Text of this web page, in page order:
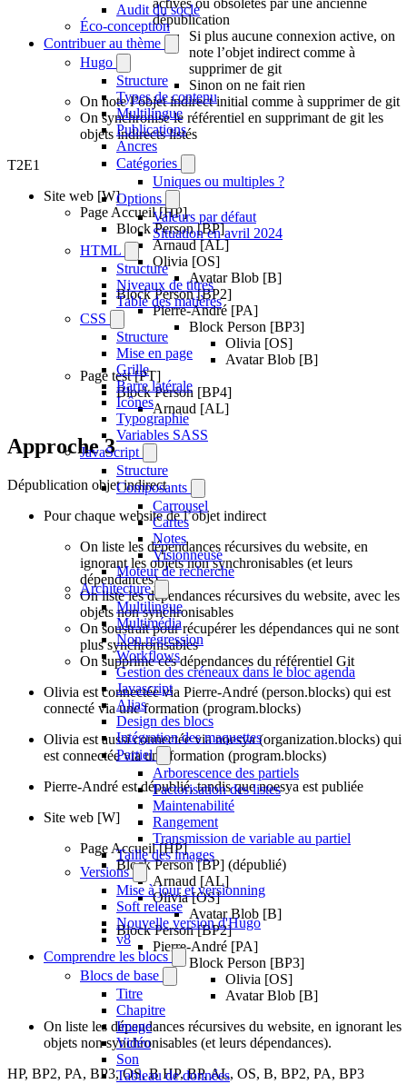
Audit du socle
Éco-conception
Contribuer au thème
Hugo
Structure
Types de contenu
Multilingue
Publications
Ancres
Catégories
Uniques ou multiples ?
Options
Valeurs par défaut
Situation en avril 2024
HTML
Structure
Niveaux de titres
Table des matières
CSS
Structure
Mise en page
Grille
Barre latérale
Icônes
Typographie
Variables SASS
JavaScript
Structure
Composants
Carrousel
Cartes
Notes
Visionneuse
Moteur de recherche
Architecture
Multilingue
Multimédia
Non regression
Workflows
Gestion des créneaux dans le bloc agenda
Javascript
Alias
Design des blocs
Intégration des maquettes
Partiel
Arborescence des partiels
Factorisation des listes
Maintenabilité
Rangement
Transmission de variable au partiel
Taille des images
Versions
Mise à jour et versionning
Soft release
Nouvelle version d'Hugo
v8
Comprendre les blocs
Blocs de base
Titre
Chapitre
Image
Vidéo
Son
Tableau de données
dépublication
Si plus aucune connexion active, on
note l’objet indirect comme à
supprimer de git
Sinon on ne fait rien
On note l’objet indirect initial comme à supprimer de git
On synchronise le référentiel en supprimant de git les
objets indirects listés
T2E1
Site web [W]
Page Accueil [HP]
Block Person [BP]
Arnaud [AL]
Olivia [OS]
Avatar Blob [B]
Block Person [BP2]
Pierre-André [PA]
Block Person [BP3]
Olivia [OS]
Avatar Blob [B]
Page test [PT]
Block Person [BP4]
Arnaud [AL]
Approche 3
Dépublication objet indirect
Pour chaque website de l’objet indirect
On liste les dépendances récursives du website, en
ignorant les objets non synchronisables (et leurs
dépendances).
On liste les dépendances récursives du website, avec les
objets non synchronisables
On soustrait pour récupérer les dépendances qui ne sont
plus synchronisables
On supprime ces dépendances du référentiel Git
Olivia est connectée via Pierre-André (person.blocks) qui est
connecté via une formation (program.blocks)
Olivia est aussi connectée via noesya (organization.blocks) qui
est connectée via une formation (program.blocks)
Pierre-André est dépublié, tandis que noesya est publiée
Site web [W]
Page Accueil [HP]
Block Person [BP] (dépublié)
Arnaud [AL]
Olivia [OS]
Avatar Blob [B]
Block Person [BP2]
Pierre-André [PA]
Block Person [BP3]
Olivia [OS]
Avatar Blob [B]
On liste les dépendances récursives du website, en ignorant les
objets non synchronisables (et leurs dépendances).
HP, BP2, PA, BP3, OS, B HP, BP, AL, OS, B, BP2, PA, BP3